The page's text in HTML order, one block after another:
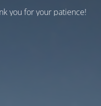
you for your patience!